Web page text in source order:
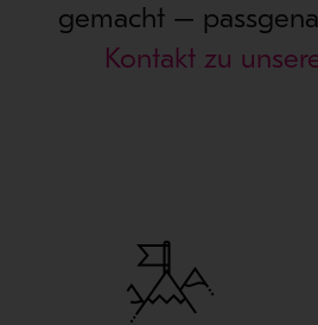
gemacht –
Kontakt zu